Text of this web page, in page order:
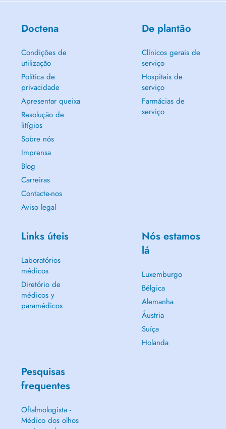
Doctena
Condições de
utilização
Política de
privacidade
Apresentar queixa
Resolução de
litígios
Sobre nós
Imprensa
Blog
Carreiras
Contacte-nos
Aviso legal
De plantão
Clínicos gerais de
serviço
Hospitais de
serviço
Farmácias de
serviço
Links úteis
Laboratórios
médicos
Diretório de
médicos y
paramédicos
Nós estamos
lá
Luxemburgo
Bélgica
Alemanha
Áustria
Suíça
Holanda
Pesquisas
frequentes
Oftalmologista -
Médico dos olhos